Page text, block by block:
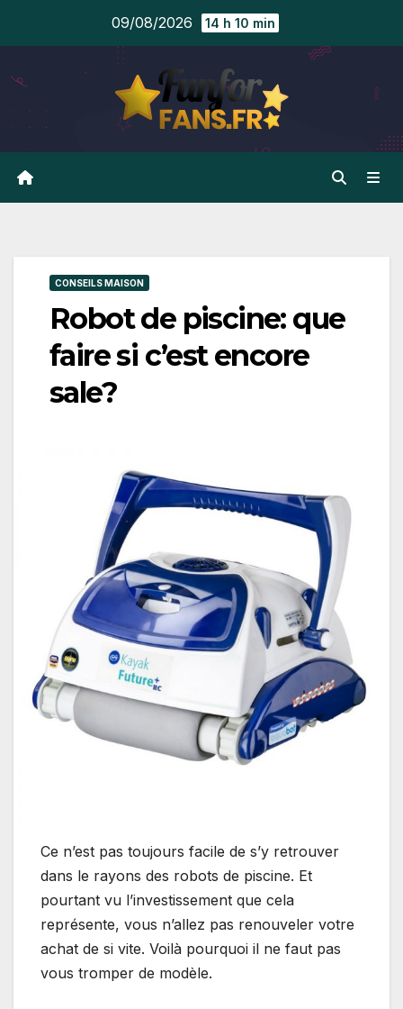
09/08/2026 14 h 10 min
CONSEILS MAISON
Robot de piscine: que
faire si c’est encore
sale?
Ce n’est pas toujours facile de s’y retrouver
dans le rayons des robots de piscine. Et
pourtant vu l’investissement que cela
représente, vous n’allez pas renouveler votre
achat de si vite. Voilà pourquoi il ne faut pas
vous tromper de modèle.